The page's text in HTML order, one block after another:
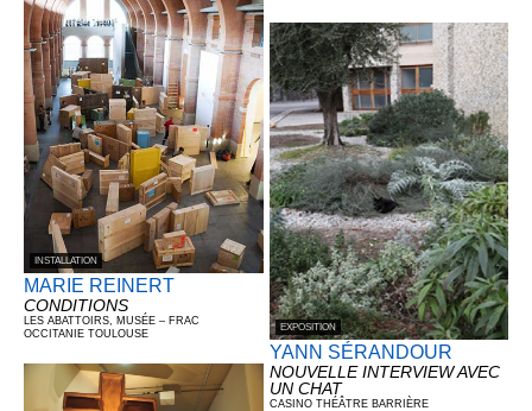
INSTALLATION
MARIE REINERT
CONDITIONS
LES ABATTOIRS, MUSÉE – FRAC
OCCITANIE TOULOUSE
EXPOSITION
YANN SÉRANDOUR
NOUVELLE INTERVIEW AVEC
UN CHAT
CASINO THÉÂTRE BARRIÈRE